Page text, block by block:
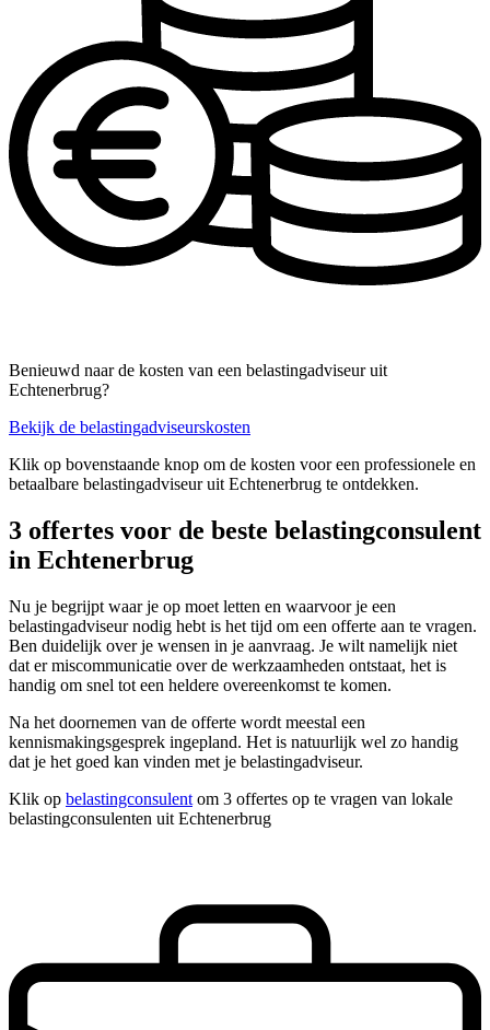
Benieuwd naar de kosten van een belastingadviseur uit
Echtenerbrug?
Bekijk de belastingadviseurskosten
Klik op bovenstaande knop om de kosten voor een professionele en
betaalbare belastingadviseur uit Echtenerbrug te ontdekken.
3 offertes voor de beste belastingconsulent
in Echtenerbrug
Nu je begrijpt waar je op moet letten en waarvoor je een
belastingadviseur nodig hebt is het tijd om een offerte aan te vragen.
Ben duidelijk over je wensen in je aanvraag. Je wilt namelijk niet
dat er miscommunicatie over de werkzaamheden ontstaat, het is
handig om snel tot een heldere overeenkomst te komen.
Na het doornemen van de offerte wordt meestal een
kennismakingsgesprek ingepland. Het is natuurlijk wel zo handig
dat je het goed kan vinden met je belastingadviseur.
Klik op belastingconsulent om 3 offertes op te vragen van lokale
belastingconsulenten uit Echtenerbrug